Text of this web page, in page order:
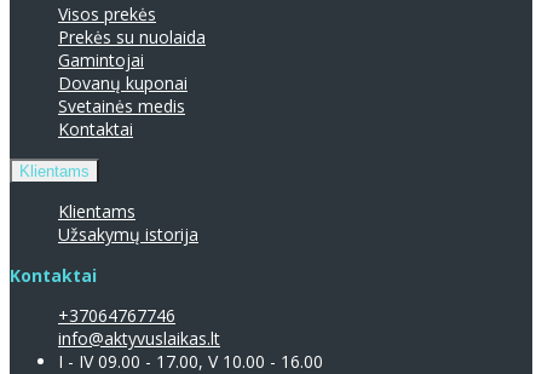
Visos prekės
Prekės su nuolaida
Gamintojai
Dovanų kuponai
Svetainės medis
Kontaktai
Klientams
Klientams
Užsakymų istorija
Kontaktai
+37064767746
info@aktyvuslaikas.lt
I - IV 09.00 - 17.00, V 10.00 - 16.00